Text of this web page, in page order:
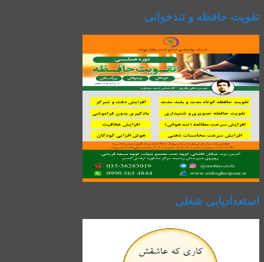
تقویت حافظه و تندخوانی
استعدادیابی شغلی